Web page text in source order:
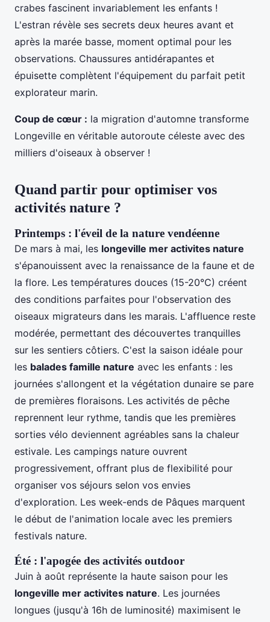
crabes fascinent invariablement les enfants !
L'estran révèle ses secrets deux heures avant et
après la marée basse, moment optimal pour les
observations. Chaussures antidérapantes et
épuisette complètent l'équipement du parfait petit
explorateur marin.
Coup de cœur : la migration d'automne transforme
Longeville en véritable autoroute céleste avec des
milliers d'oiseaux à observer !
Quand partir pour optimiser vos
activités nature ?
Printemps : l'éveil de la nature vendéenne
De mars à mai, les longeville mer activites nature
s'épanouissent avec la renaissance de la faune et de
la flore. Les températures douces (15-20°C) créent
des conditions parfaites pour l'observation des
oiseaux migrateurs dans les marais. L'affluence reste
modérée, permettant des découvertes tranquilles
sur les sentiers côtiers. C'est la saison idéale pour
les balades famille nature avec les enfants : les
journées s'allongent et la végétation dunaire se pare
de premières floraisons. Les activités de pêche
reprennent leur rythme, tandis que les premières
sorties vélo deviennent agréables sans la chaleur
estivale. Les campings nature ouvrent
progressivement, offrant plus de flexibilité pour
organiser vos séjours selon vos envies
d'exploration. Les week-ends de Pâques marquent
le début de l'animation locale avec les premiers
festivals nature.
Été : l'apogée des activités outdoor
Juin à août représente la haute saison pour les
longeville mer activites nature. Les journées
longues (jusqu'à 16h de luminosité) maximisent le